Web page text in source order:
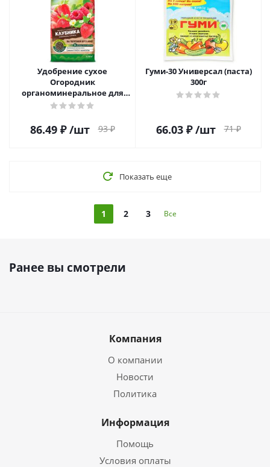
Удобрение сухое
Огородник
органоминеральное для
клубники гранулированное
86.49₽ /шт 93₽
Гуми-30 Универсал (паста)
300г
66.03₽ /шт 71₽
Показать еще
1 2 3 Все
Ранее вы смотрели
Компания
О компании
Новости
Политика
Информация
Помощь
Условия оплаты